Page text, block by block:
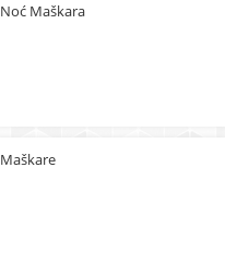
Noć Maškara
Maškare